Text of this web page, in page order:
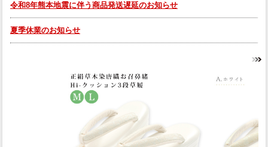
令和8年熊本地震に伴う商品発送遅延のお知らせ
夏季休業のお知らせ